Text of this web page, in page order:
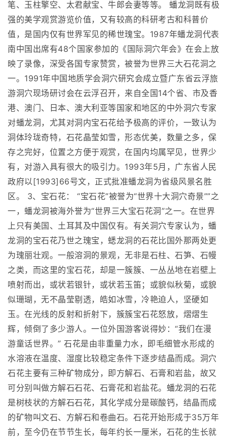
笔、玉柱擎空、太君献宝、牛郎会妻等等。 蟠龙洞既有极
强的美学观赏游览价值，又有较高的科研考古和科普价
值，是国内仅有世界军见的稀世瑰宝。1987年蟠龙洞代表
南中国出席有48个国家参加的《国际洞穴年会》在会上放
映了录像，深受各国专家赞赏，被誉为世界三大石花洞之
一。1991年中国地质学会洞穴研究会成立暨广东省云浮旅
游洞穴现场研讨会在云浮召开，来自全国14个省、市及香
港、澳门、日本、澳大利亚等国家和地区的中外洞穴专家
对蟠龙洞，尤其对洞内宝石花给予极高的评价，一致认为
洞体玲珑奇特，石花晶莹如雪，形态优美，数量之多，保
存之完好，位置之方便于观赏，在国内均属罕见，世界少
有，对游入具有很大的吸引力。1993年5月，广东省人民
政府以[1993]66号文，正式批准蟠龙洞为省级风景名胜
区。 3、宝石花： “宝石花”被誉为“世界十大洞穴奇景””之
一，蟠龙洞被海外誉为“世界三大宝石花洞”之一。在世界
上只有美国、土耳其及中国仅有。有关洞穴专家认为，蟠
龙洞的宝石花乃世之瑰宝，蟋龙洞的石花比国外那两处更
为瑰丽壮观。一般溶洞的景观，无非是石柱、石笋、石幔
之类，而这里的宝石花，却是一簇簇、一丛丛地在岩壁上
喷射而出，或状若银针，或状若玉笛；或貌似秋菊，或貌
似珊瑚，无不晶莹剔透，皓如冰雪，冷艳迫人，坚硬如
玉。在光线的反射和折射下，簇簇宝石花怒放，熠熠生
辉，倾倒了多少游人。一位外国游客说得妙：“我们在漫
游童话世界。” 石花是由非重量力水，即毛细管水形成的
水溶液在温度、湿度比较稳定条件下逐步结晶而成。洞穴
石花主要有三种矿物成分，即方解石、石膏和岩盐，故又
可分别叫做方解石石花、石膏花和岩盐花。蟠龙洞的石花
是树枝状的方解石石花，其化学成分是碳酸钙，结晶而成
的矿物叫文石、方解石和卷曲石。石花开始形成于35万年
前，至今仍在节节生长，每年约长一厘米，石花的生长就